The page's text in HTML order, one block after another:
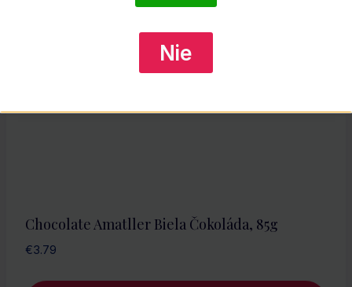
Chocolate Amatller Biela Čokoláda, 85g
€3.79
Nie